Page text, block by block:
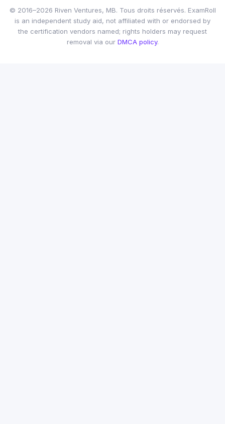
© 2016–2026 Riven Ventures, MB. Tous droits réservés. ExamRoll
is an independent study aid, not affiliated with or endorsed by
the certification vendors named; rights holders may request
removal via our DMCA policy.